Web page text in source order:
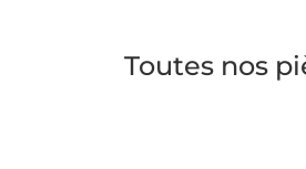
Toutes nos